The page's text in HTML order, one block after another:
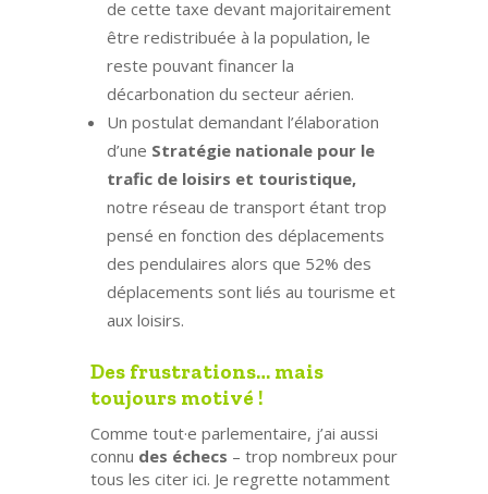
de cette taxe devant majoritairement
être redistribuée à la population, le
reste pouvant financer la
décarbonation du secteur aérien.
Un postulat demandant l’élaboration
d’une Stratégie nationale pour le
trafic de loisirs et touristique,
notre réseau de transport étant trop
pensé en fonction des déplacements
des pendulaires alors que 52% des
déplacements sont liés au tourisme et
aux loisirs.
Des frustrations… mais
toujours motivé !
Comme tout·e parlementaire, j’ai aussi
connu des échecs – trop nombreux pour
tous les citer ici. Je regrette notamment